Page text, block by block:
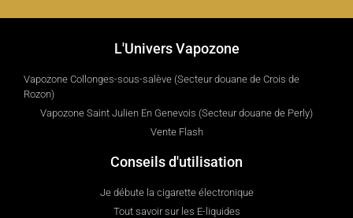
L'Univers Vapozone
Vapozone Collonges-sous-salève (Secteur douane de Crois de
Rozon)
Vapozone Saint Julien En Genevois (Secteur douane de Perly)
Vente Flash
Conseils d'utilisation
Je débute la cigarette électronique
Tout savoir sur les E-liquides